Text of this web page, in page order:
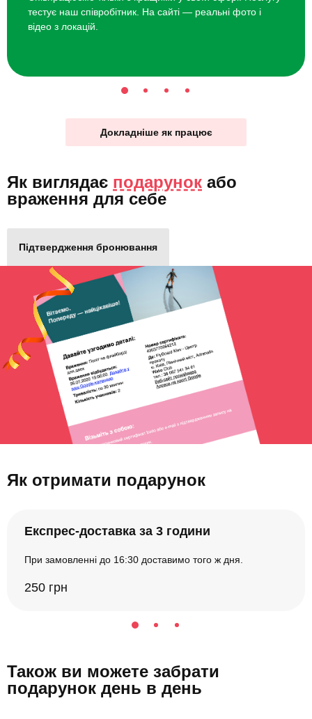
тестує наш співробітник. На сайті — реальні фото і
відео з локацій.
Докладніше як працює
Як виглядає подарунок або
враження для себе
Підтвердження бронювання
Як отримати подарунок
Експрес-доставка за 3 години
При замовленні до 16:30 доставимо того ж дня.
250 грн
Також ви можете забрати
подарунок день в день